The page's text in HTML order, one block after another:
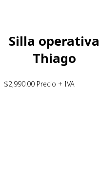
Silla operativa
Thiago
$2,990.00 Precio + IVA